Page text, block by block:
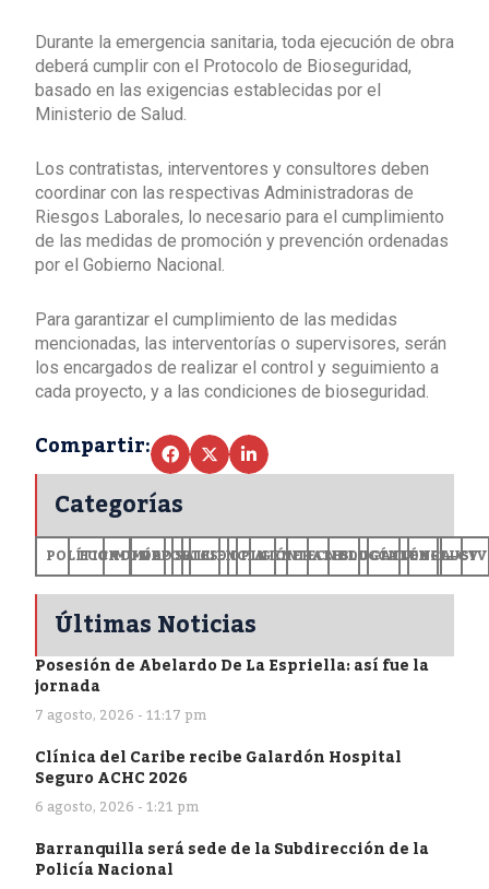
Durante la emergencia sanitaria, toda ejecución de obra
deberá cumplir con el Protocolo de Bioseguridad,
basado en las exigencias establecidas por el
Ministerio de Salud.
Los contratistas, interventores y consultores deben
coordinar con las respectivas Administradoras de
Riesgos Laborales, lo necesario para el cumplimiento
de las medidas de promoción y prevención ordenadas
por el Gobierno Nacional.
Para garantizar el cumplimiento de las medidas
mencionadas, las interventorías o supervisores, serán
los encargados de realizar el control y seguimiento a
cada proyecto, y a las condiciones de bioseguridad.
Compartir:
Categorías
POLÍTICA
ECONOMÍA
MUNDODEPORTES
SALUDCIENCIA
OPINIÓN
GENERALES
TECNOLOGÍA
EDUCACIÓN
CULTURA+CV
Últimas Noticias
Posesión de Abelardo De La Espriella: así fue la
jornada
7 agosto, 2026 - 11:17 pm
Clínica del Caribe recibe Galardón Hospital
Seguro ACHC 2026
6 agosto, 2026 - 1:21 pm
Barranquilla será sede de la Subdirección de la
Policía Nacional